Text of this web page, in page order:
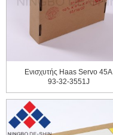
Ενισχυτής Haas Servo 45А
93-32-3551J